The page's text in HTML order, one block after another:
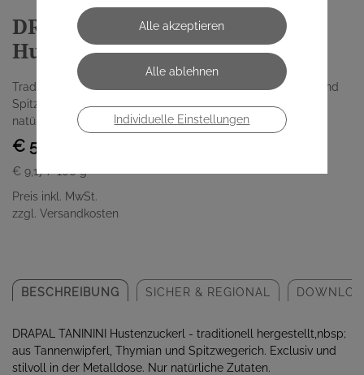
DRAPAL® Tannini
Hustenzuckerl (60 g)
Traditionelles Hustenzuckerl aus Tannenwipferl, Thymian und
Spitzwegerich. Exclusiv und stilvoll in der Metalldose. Nur
natürliche Zutaten.
€ 5,50
€ 9,17 / 100 g
Preis inkl. MwSt.
zzgl. Versandkosten
BESCHREIBUNG SICHER & REGIONAL
DRAPAL TANININI Hustenzuckerl - traditionell hergestellt,nbsp;
aus Tannenwipferl, Thymian und Spitzwegerich. Exclusiv und
stilvoll in der Metalldose. Nur natürliche Zutaten.
Individuelle Einstellungen